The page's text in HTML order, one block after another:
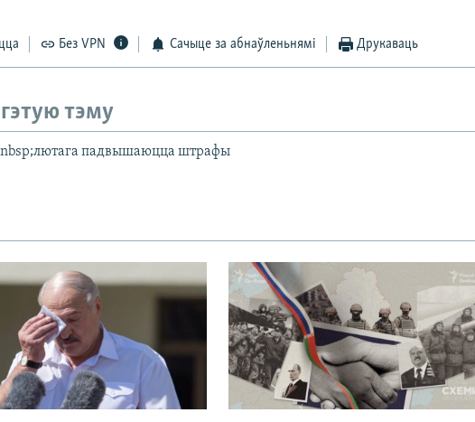
Без VPN Сачыце за абнаўленьнямі Друкаваць
тэму
падвышаюцца штрафы